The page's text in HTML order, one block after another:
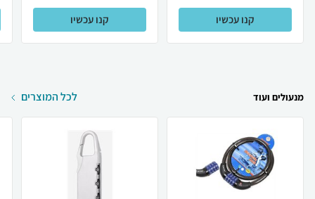
קנו עכשיו קנו עכשיו
מנעולים ועוד לכל המוצרים